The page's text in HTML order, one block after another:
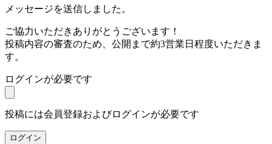
メッセージを送信しました。
ご協力いただきありがとうございます！
投稿内容の審査のため、公開まで約3営業日程度いただきま
す。
ログインが必要です
投稿には会員登録およびログインが必要です
ログイン